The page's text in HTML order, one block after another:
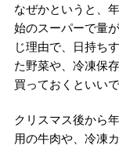
なぜかというと、
始のスーパーで量
じ理由で、日持ち
た野菜や、冷凍保
買っておくといいで
クリスマス後から
用の牛肉や、冷凍